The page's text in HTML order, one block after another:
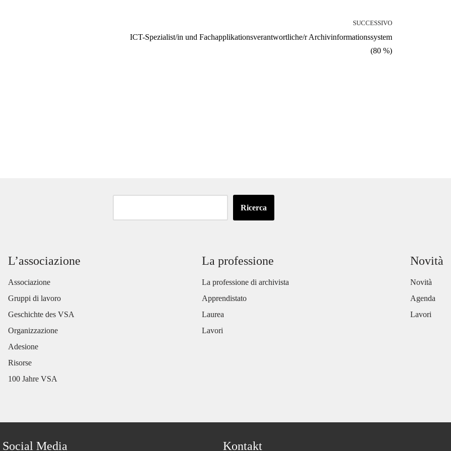
SUCCESSIVO
ICT-Spezialist/in und Fachapplikationsverantwortliche/r Archivinformationssystem
(80 %)
Ricerca
L’associazione
Associazione
Gruppi di lavoro
Geschichte des VSA
Organizzazione
Adesione
Risorse
100 Jahre VSA
La professione
La professione di archivista
Apprendistato
Laurea
Lavori
Novità
Novità
Agenda
Lavori
Social Media Kontakt